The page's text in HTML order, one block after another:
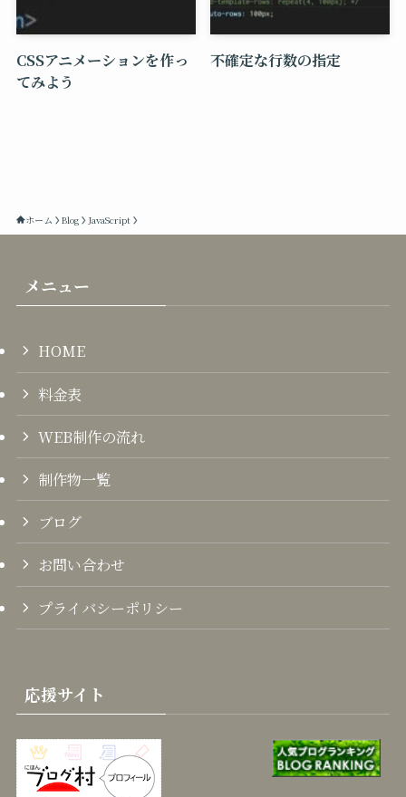
CSSアニメーションを作っ
てみよう
不確定な行数の指定
ホーム Blog JavaScript
メニュー
HOME
料金表
WEB制作の流れ
制作物一覧
ブログ
お問い合わせ
プライバシーポリシー
応援サイト